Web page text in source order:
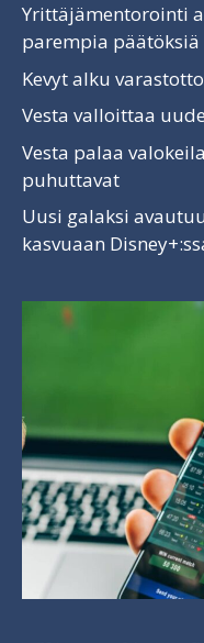
Yrittäjämentorointi
parempia päätöksiä
Kevyt alku
Vesta valloittaa
Vesta palaa
puhuttavat
Uusi galaksi
kasvuaan